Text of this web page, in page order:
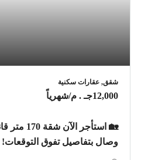
شقق, عقارات سكنية
12,000جـ . م /شهرياً
🏡 استأجر
وصال بتفاصيل تفوق التوقعات!